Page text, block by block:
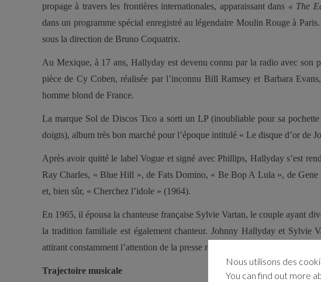
propage à travers les frontières internationales, apparaissant dans « The
dans un programme spécial enregistré au légendaire Moulin Rouge à
sous la direction de Bruno Coquatrix.
Au Mexique, à 17 ans, Hallyday est devenu connu par la radio avec son
pièce de Cy Coben, réalisée par l’inconnu Bill Ramsey et Barbara
homme blond de France.
La marque Sol de Discos Tico a sorti un LP (inoubliable pour sa
doigts), album très bon marché pour l’époque intitulé « Le disque d’or de
Après avoir quitté le label Vogue et signé avec Phillips, Hallyday s’est
Ray Charles, « Blue Hill », de Fats Domino, « Be Bop A Lula », de
et, bien sûr, « Cherchez l’idole » (1964).
En 1965, il épousa la chanteuse française Sylvie Vartan, le couple ayant
la tradition familiale est également chanteur. Johnny Hallyday et Sylvie
attirant constamment l’attention de la presse rose.
Trajectoire musicale
Nous utilisons des
You can find out more